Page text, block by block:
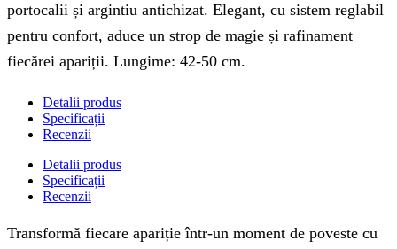
portocalii și argintiu antichizat. Elegant, cu sistem reglabil
pentru confort, aduce un strop de magie și rafinament
fiecărei apariții. Lungime: 42-50 cm.
Detalii produs
Specificații
Recenzii
Detalii produs
Specificații
Recenzii
Transformă fiecare apariție într-un moment de poveste cu